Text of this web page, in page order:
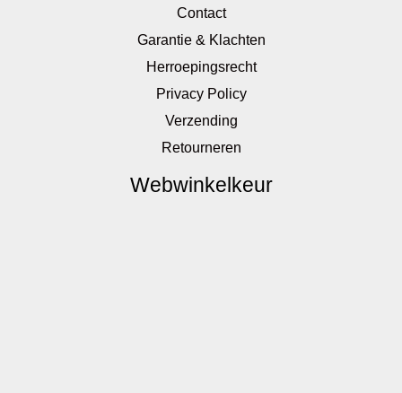
Contact
Garantie & Klachten
Herroepingsrecht
Privacy Policy
Verzending
Retourneren
Webwinkelkeur